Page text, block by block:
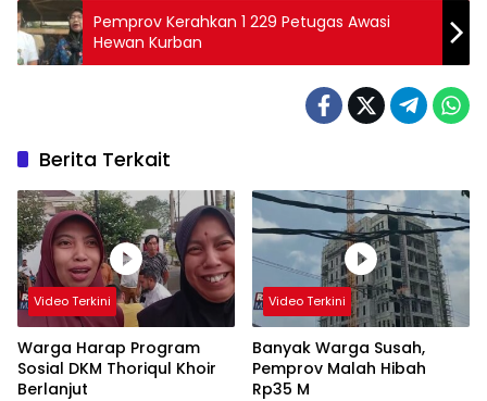
Pemprov Kerahkan 1 229 Petugas Awasi
Hewan Kurban
Berita Terkait
Video Terkini
Warga Harap Program
Sosial DKM Thoriqul Khoir
Berlanjut
Video Terkini
Banyak Warga Susah,
Pemprov Malah Hibah
Rp35 M